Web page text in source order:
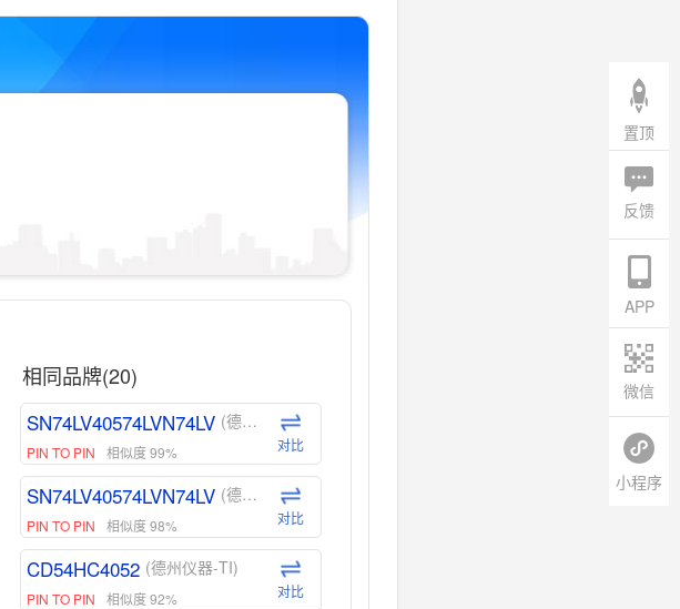
相同品牌(20)
SN74LV40574LVN74LV (德州仪器-TI)
PIN TO PIN 相似度 99% 对比
SN74LV40574LVN74LV (德州仪器-TI)
PIN TO PIN 相似度 98% 对比
CD54HC4052 (德州仪器-TI)
PIN TO PIN 相似度 92% 对比
置顶
反馈
APP
微信
小程序